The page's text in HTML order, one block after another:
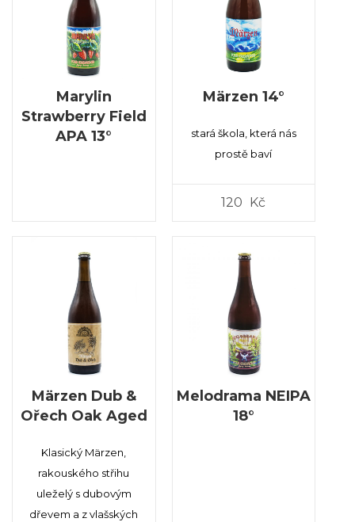
Marylin
Strawberry Field
APA 13°
Märzen 14°
stará škola, která nás
prostě baví
120 Kč
Märzen Dub &
Ořech Oak Aged
Klasický Märzen,
rakouského střihu
uleželý s dubovým
dřevem a z vlašských
Melodrama NEIPA
18°